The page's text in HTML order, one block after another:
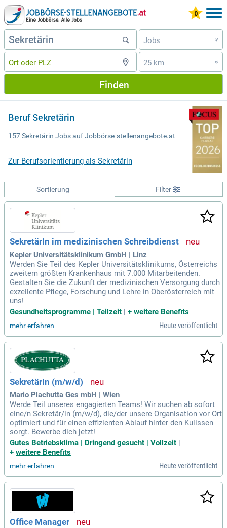
Jobs »
25 km »
Finden
Beruf Sekretärin
157 Sekretärin Jobs auf Jobbörse-stellenangebote.at
Zur Berufsorientierung als Sekretärin
Filter
Sortierung
SekretärIn im medizinischen Schreibdienst
Kepler Universitätsklinikum GmbH | Linz
Werden Sie Teil des Kepler Universitätsklinikums, Österreichs
zweitem größten Krankenhaus mit 7.000 Mitarbeitenden.
Gestalten Sie die Zukunft der medizinischen Versorgung durch
exzellente Pflege, Forschung und Lehre in Oberösterreich mit
uns!
Gesundheitsprogramme | Teilzeit | + weitere Benefits
mehr erfahren Heute veröffentlicht
SekretärIn (m/w/d)
Mario Plachutta Ges mbH | Wien
Werde Teil unseres engagierten Teams! Wir suchen ab sofort
eine/n Sekretär/in (m/w/d), die/der unsere Organisation vor Ort
optimiert und für einen effizienten Ablauf hinter den Kulissen
sorgt. Bewerbe dich jetzt!
Gutes Betriebsklima | Dringend gesucht | Vollzeit
+ weitere Benefits
mehr erfahren Heute veröffentlicht
Office Manager